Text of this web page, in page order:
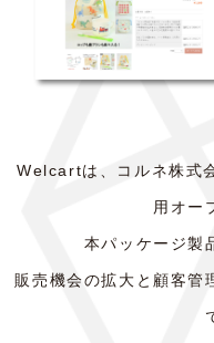
Welcartは、コルネ株式
用オー
本パッケージ製
販売機会の拡大と顧客管